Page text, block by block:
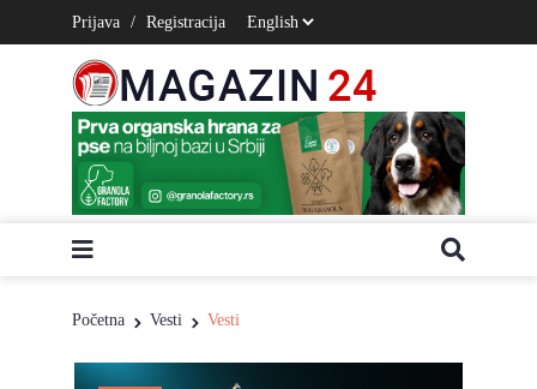
Prijava / Registracija
Početna Vesti Vesti